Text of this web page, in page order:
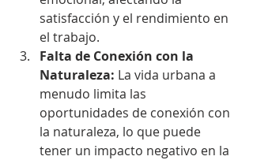
satisfacción y el rendimiento en
el trabajo.
Falta de Conexión con la
Naturaleza: La vida urbana a
menudo limita las
oportunidades de conexión con
la naturaleza, lo que puede
tener un impacto negativo en la